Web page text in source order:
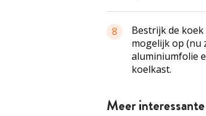
8
Bestrijk de
mogelijk op (nu
aluminiumfolie
koelkast.
Meer